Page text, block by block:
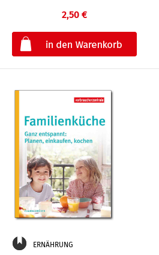
2,50 €
ERNÄHRUNG